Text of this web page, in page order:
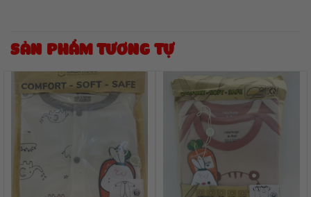
SẢN PHẨM TƯƠNG TỰ